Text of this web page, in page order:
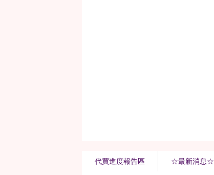
代買進度報告區 ☆最新消息☆